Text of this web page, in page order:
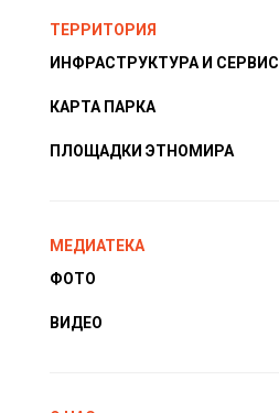
ТЕРРИТОРИЯ
ИНФРАСТРУКТУРА И СЕРВИС
КАРТА ПАРКА
ПЛОЩАДКИ ЭТНОМИРА
МЕДИАТЕКА
ФОТО
ВИДЕО